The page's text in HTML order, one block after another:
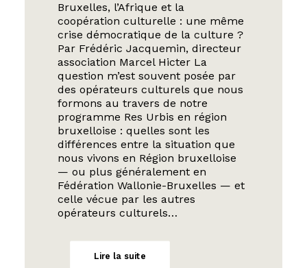
Bruxelles, l’Afrique et la
coopération culturelle : une même
crise démocratique de la culture ?
Par Frédéric Jacquemin, directeur
association Marcel Hicter La
question m’est souvent posée par
des opérateurs culturels que nous
formons au travers de notre
programme Res Urbis en région
bruxelloise : quelles sont les
différences entre la situation que
nous vivons en Région bruxelloise
— ou plus généralement en
Fédération Wallonie-Bruxelles — et
celle vécue par les autres
opérateurs culturels…
Lire la suite